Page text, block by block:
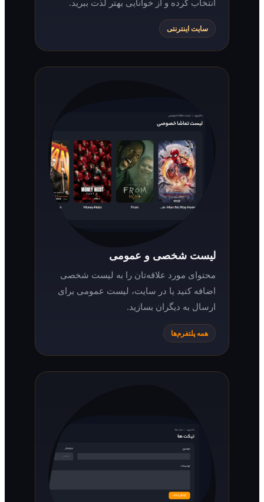
سایت اینترنتی
لیست شخصی و عمومی
محتوای مورد علاقه‌تان را به لیست شخصی
اضافه کنید یا در سایت، لیست عمومی برای
ارسال به دیگران بسازید.
همه پلتفرم‌ها